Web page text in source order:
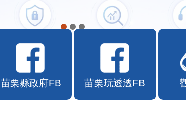
苗栗縣政府FB 苗栗玩透透FB